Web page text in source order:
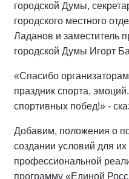
городской Думы,
городского местного
Ладанов и заместитель
городской Думы Игорт
«Спасибо
праздник спорта,
спортивных побед!» -
Добавим, положения о
создании условий для их
профессиональной
программу «Единой